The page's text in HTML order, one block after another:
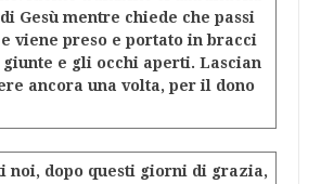
Gesù mentre chiede che passi
viene preso e portato in bracci
giunte e gli occhi aperti. Lascian
ancora una volta, per il dono
noi, dopo questi giorni di grazia,